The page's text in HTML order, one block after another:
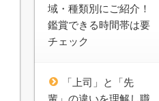
域・種類別にご紹介！
鑑賞できる時間帯は要
チェック
「上司」と「先